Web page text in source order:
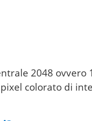
2048 ovvero
colorato di